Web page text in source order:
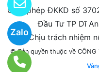
Zalo
Giấy phép ĐKKD số
Đầu Tư TP Dĩ
Chịu trách nhiệm
© Bản quyền thuộc về CÔNG